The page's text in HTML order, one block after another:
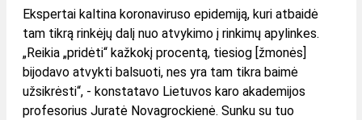
Ekspertai kaltina koronaviruso epidemiją, kuri atbaidė
tam tikrą rinkėjų dalį nuo atvykimo į rinkimų apylinkes.
„Reikia „pridėti“ kažkokį procentą, tiesiog [žmonės]
bijodavo atvykti balsuoti, nes yra tam tikra baimė
užsikrėsti“, - konstatavo Lietuvos karo akademijos
profesorius Juratė Novagrockienė. Sunku su tuo